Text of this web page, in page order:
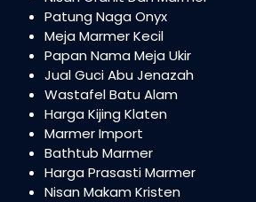
Patung Naga Onyx
Meja Marmer Kecil
Papan Nama Meja Ukir
Jual Guci Abu Jenazah
Wastafel Batu Alam
Harga Kijing Klaten
Marmer Import
Bathtub Marmer
Harga Prasasti Marmer
Nisan Makam Kristen